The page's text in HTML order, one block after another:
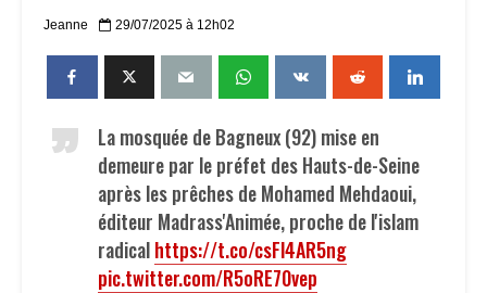
Jeanne 29/07/2025 à 12h02
La mosquée de Bagneux (92) mise en
demeure par le préfet des Hauts-de-Seine
après les prêches de Mohamed Mehdaoui,
éditeur Madrass'Animée, proche de l'islam
radicalhttps://t.co/csFl4AR5ng
pic.twitter.com/R5oRE70vep